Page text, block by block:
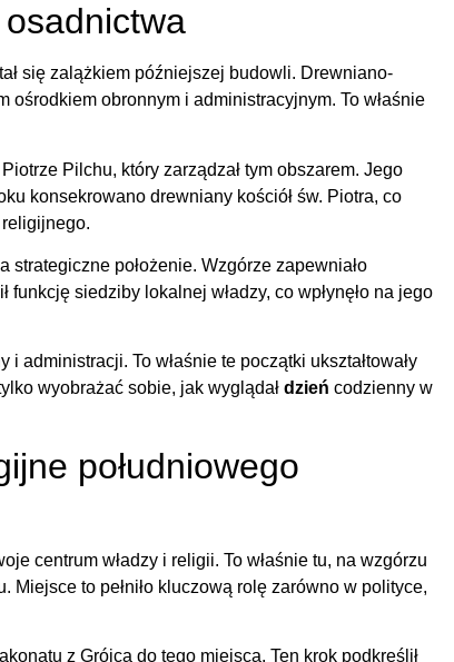
się zalążkiem późniejszej budowli. Drewniano-
ośrodkiem obronnym i administracyjnym. To właśnie
Pilchu, który zarządzał tym obszarem. Jego
konsekrowano drewniany kościół św. Piotra, co
strategiczne położenie. Wzgórze zapewniało
funkcję siedziby lokalnej władzy, co wpłynęło na jego
i administracji. To właśnie te początki ukształtowały
wyobrażać sobie, jak wyglądał dzień codzienny w
południowego
centrum władzy i religii. To właśnie tu, na wzgórzu
Miejsce to pełniło kluczową rolę zarówno w polityce,
z Grójca do tego miejsca. Ten krok podkreślił